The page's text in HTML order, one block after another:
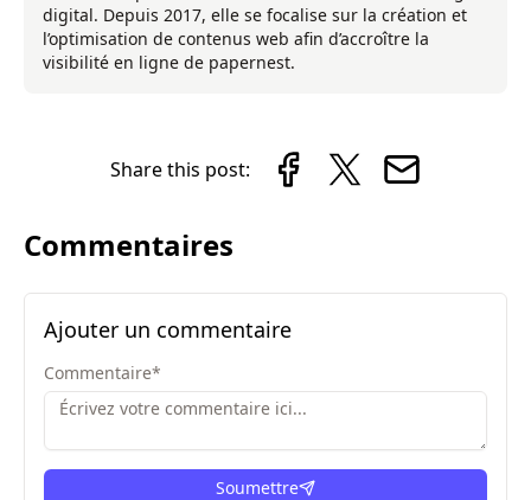
digital. Depuis 2017, elle se focalise sur la création et
l’optimisation de contenus web afin d’accroître la
visibilité en ligne de papernest.
Share this post:
Commentaires
Ajouter un commentaire
Commentaire*
Soumettre